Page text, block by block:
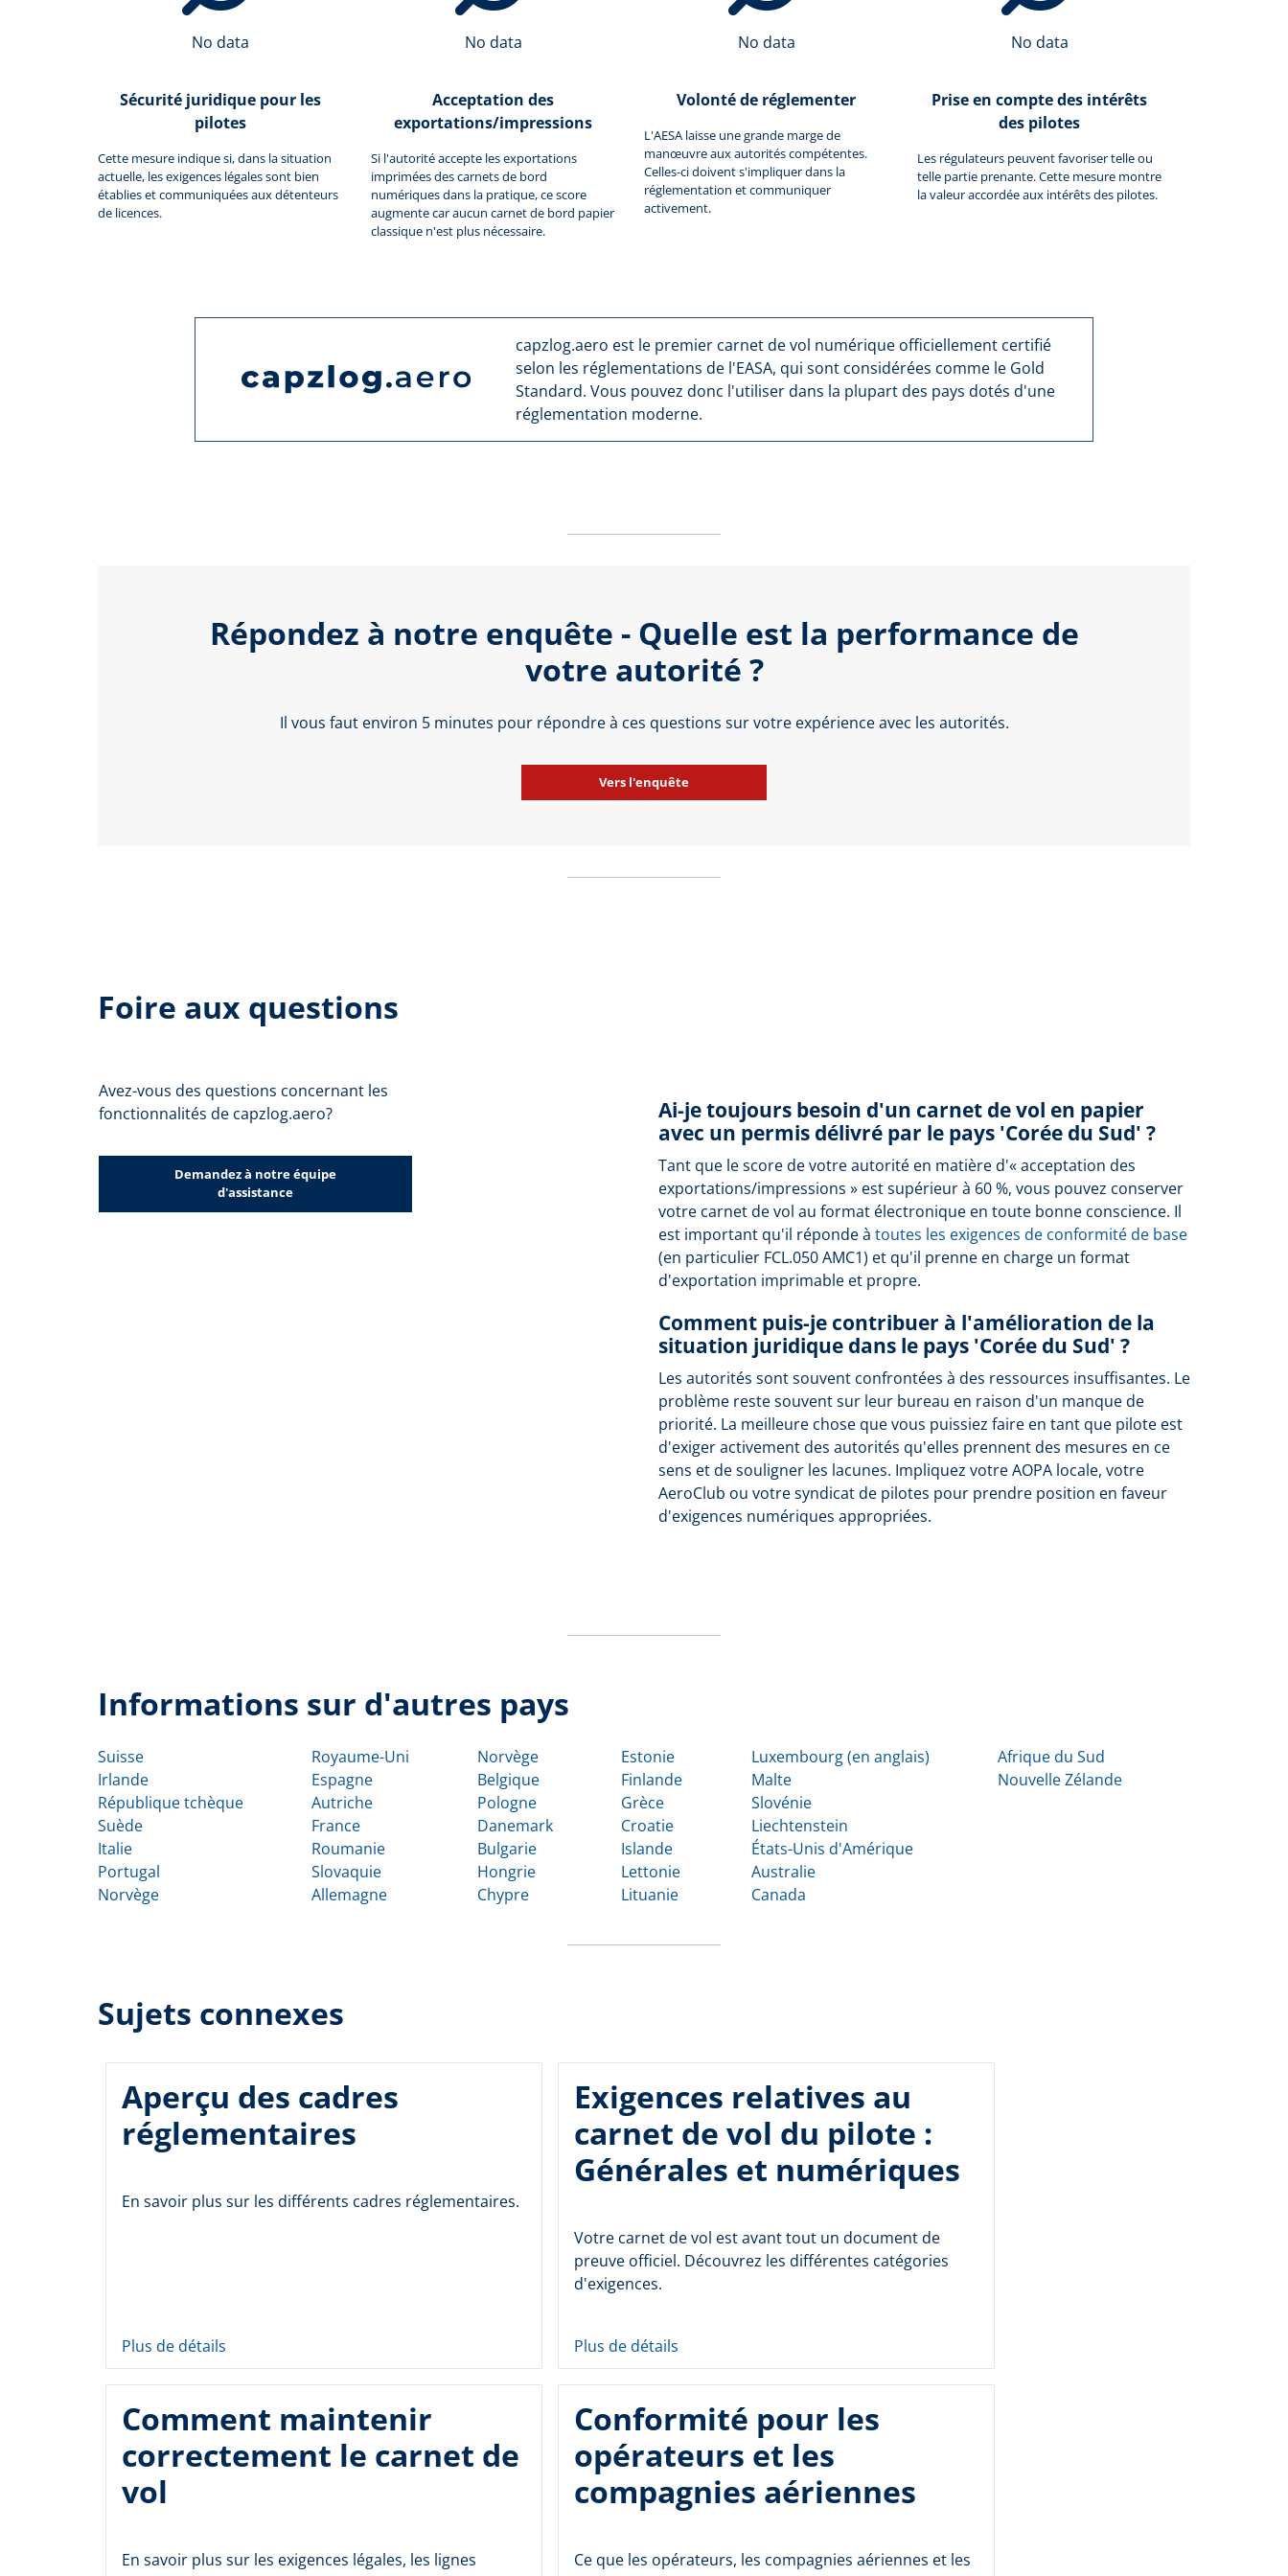
No data
Sécurité juridique pour les
pilotes
Cette mesure indique si, dans la situation
actuelle, les exigences légales sont bien
établies et communiquées aux détenteurs
de licences.
No data
Acceptation des
exportations/impressions
Si l'autorité accepte les exportations
imprimées des carnets de bord
numériques dans la pratique, ce score
augmente car aucun carnet de bord papier
classique n'est plus nécessaire.
No data
Volonté de réglementer
L'AESA laisse une grande marge de
manœuvre aux autorités compétentes.
Celles-ci doivent s'impliquer dans la
réglementation et communiquer
activement.
No data
Prise en compte des intérêts
des pilotes
Les régulateurs peuvent favoriser telle ou
telle partie prenante. Cette mesure montre
la valeur accordée aux intérêts des pilotes.
capzlog.aero est le premier carnet de vol numérique officiellement certifié
selon les réglementations de l'EASA, qui sont considérées comme le Gold
Standard. Vous pouvez donc l'utiliser dans la plupart des pays dotés d'une
réglementation moderne.
Répondez à notre enquête - Quelle est la performance de
votre autorité ?
Il vous faut environ 5 minutes pour répondre à ces questions sur votre expérience avec les autorités.
Vers l'enquête
Foire aux questions
Avez-vous des questions concernant les
fonctionnalités de capzlog.aero?
Demandez à notre équipe
d'assistance
Ai-je toujours besoin d'un carnet de vol en papier
avec un permis délivré par le pays 'Corée du Sud' ?
Tant que le score de votre autorité en matière d'« acceptation des
exportations/impressions » est supérieur à 60 %, vous pouvez conserver
votre carnet de vol au format électronique en toute bonne conscience. Il
est important qu'il réponde à toutes les exigences de conformité de base
(en particulier FCL.050 AMC1) et qu'il prenne en charge un format
d'exportation imprimable et propre.
Comment puis-je contribuer à l'amélioration de la
situation juridique dans le pays 'Corée du Sud' ?
Les autorités sont souvent confrontées à des ressources insuffisantes. Le
problème reste souvent sur leur bureau en raison d'un manque de
priorité. La meilleure chose que vous puissiez faire en tant que pilote est
d'exiger activement des autorités qu'elles prennent des mesures en ce
sens et de souligner les lacunes. Impliquez votre AOPA locale, votre
AeroClub ou votre syndicat de pilotes pour prendre position en faveur
d'exigences numériques appropriées.
Informations sur d'autres pays
Suisse
Irlande
République tchèque
Suède
Italie
Portugal
Norvège
Royaume-Uni
Espagne
Autriche
France
Roumanie
Slovaquie
Allemagne
Norvège
Belgique
Pologne
Danemark
Bulgarie
Hongrie
Chypre
Estonie
Finlande
Grèce
Croatie
Islande
Lettonie
Lituanie
Luxembourg (en anglais)
Malte
Slovénie
Liechtenstein
États-Unis d'Amérique
Australie
Canada
Afrique du Sud
Nouvelle Zélande
Sujets connexes
Aperçu des cadres
réglementaires
En savoir plus sur les différents cadres réglementaires.
Plus de détails
Exigences relatives au
carnet de vol du pilote :
Générales et numériques
Votre carnet de vol est avant tout un document de
preuve officiel. Découvrez les différentes catégories
d'exigences.
Plus de détails
Comment maintenir
correctement le carnet de
vol
En savoir plus sur les exigences légales, les lignes
Conformité pour les
opérateurs et les
compagnies aériennes
Ce que les opérateurs, les compagnies aériennes et les